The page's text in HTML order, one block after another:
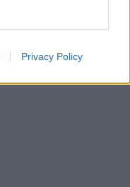
Privacy Policy